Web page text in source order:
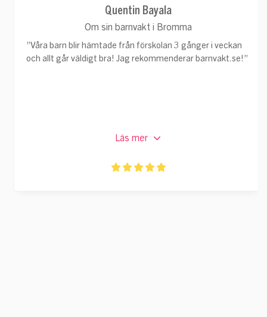
Quentin Bayala
Om sin barnvakt i Bromma
”Våra barn blir hämtade från förskolan 3 gånger i veckan
och allt går väldigt bra! Jag rekommenderar barnvakt.se! ”
Läs mer